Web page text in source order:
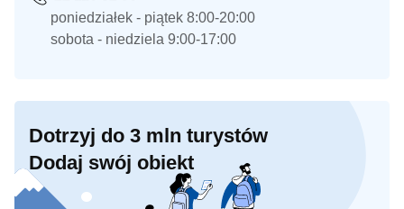
poniedziałek - piątek 8:00-20:00
sobota - niedziela 9:00-17:00
Dotrzyj do 3 mln turystów
Dodaj swój obiekt